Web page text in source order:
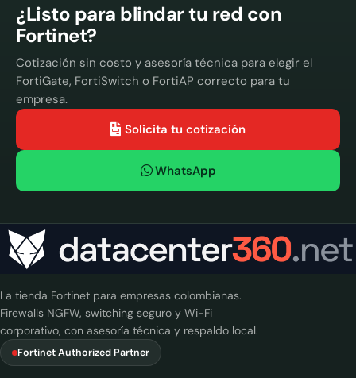
¿Listo para blindar tu red con
Fortinet?
Cotización sin costo y asesoría técnica para elegir el
FortiGate, FortiSwitch o FortiAP correcto para tu
empresa.
Solicita tu cotización
WhatsApp
La tienda Fortinet para empresas colombianas.
Firewalls NGFW, switching seguro y Wi-Fi
corporativo, con asesoría técnica y respaldo local.
Fortinet Authorized Partner